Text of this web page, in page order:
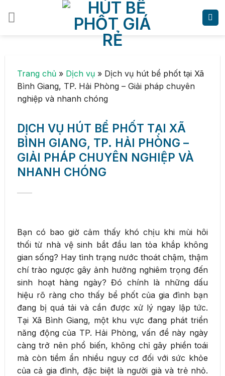
Trang chủ » Dịch vụ » Dịch vụ hút bể phốt tại Xã
Bình Giang, TP. Hải Phòng – Giải pháp chuyên
nghiệp và nhanh chóng
DỊCH VỤ HÚT BỂ PHỐT TẠI XÃ
BÌNH GIANG, TP. HẢI PHÒNG –
GIẢI PHÁP CHUYÊN NGHIỆP VÀ
NHANH CHÓNG
Bạn có bao giờ cảm thấy khó chịu khi mùi hôi
thối từ nhà vệ sinh bắt đầu lan tỏa khắp không
gian sống? Hay tình trạng nước thoát chậm, thậm
chí trào ngược gây ảnh hưởng nghiêm trọng đến
sinh hoạt hàng ngày? Đó chính là những dấu
hiệu rõ ràng cho thấy bể phốt của gia đình bạn
đang bị quá tải và cần được xử lý ngay lập tức.
Tại Xã Bình Giang, một khu vực đang phát triển
năng động của TP. Hải Phòng, vấn đề này ngày
càng trở nên phổ biến, không chỉ gây phiền toái
mà còn tiềm ẩn nhiều nguy cơ đối với sức khỏe
của cả gia đình, đặc biệt là người già và trẻ nhỏ.